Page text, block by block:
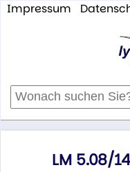
Impressum
LM 5.08/